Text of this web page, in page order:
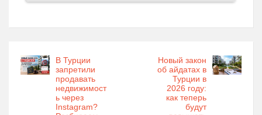
В Турции
запретили
продавать
недвижимост
ь через
Instagram?
Новый закон
об айдатах в
Турции в
2026 году:
как теперь
будут